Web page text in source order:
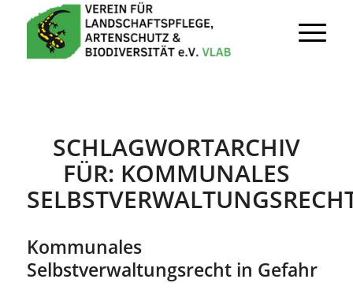
SCHLAGWORTARCHIV
FÜR: KOMMUNALES
Kommunales
Selbstverwaltungsrecht in Gefahr